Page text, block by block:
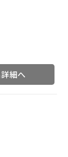
細へ